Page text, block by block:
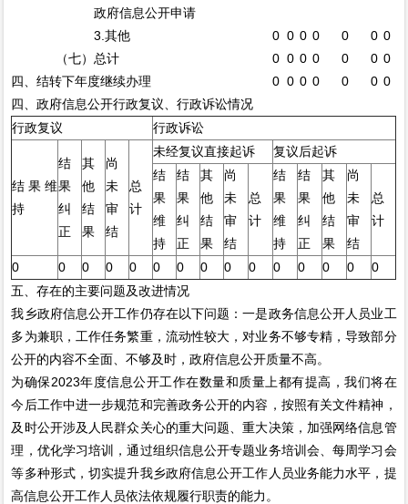
政府信息公开申请
3.其他 0 0 0 0 0 0 0
（七）总计
0 0 0 0 0 0 0
四、结转下年度继续办理
0 0 0 0 0 0 0
四、政府信息公开行政复议、行政诉讼情况
行政复议
行政诉讼
结果维
持
结
果
纠
正
其
他
结
果
尚
未
审
结
总
计
未经复议直接起诉
复议后起诉
结
果
维
持
结
果
纠
正
其
他
结
果
尚
未
审
结
总
计
结
果
维
持
结
果
纠
正
其
他
结
果
尚
未
审
结
总
计
0 0 0 0 0 0 0 0 0 0 0 0 0 0
0
五、存在的主要问题及改进情况
我乡政府信息公开工作仍存在以下问题：一是政务信息公开人员业工
多为兼职，工作任务繁重，流动性较大，对业务不够专精，导致部分
公开的内容不全面、不够及时，政府信息公开质量不高。
为确保2023年度信息公开工作在数量和质量上都有提高，我们将在
今后工作中进一步规范和完善政务公开的内容，按照有关文件精神，
及时公开涉及人民群众关心的重大问题、重大决策，加强网络信息管
理，优化学习培训，通过组织信息公开专题业务培训会、每周学习会
等多种形式，切实提升我乡政府信息公开工作人员业务能力水平，提
高信息公开工作人员依法依规履行职责的能力。